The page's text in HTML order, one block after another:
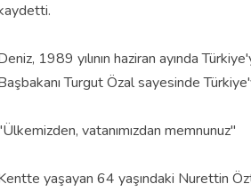
1989 yılının haziran ayında
Turgut Özal sayesinde
vatanımızdan memnunuz"
yaşayan 64 yaşındaki Nurettin